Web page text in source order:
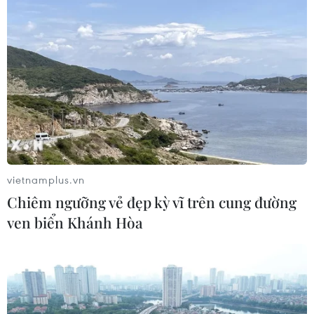
Hướng tới mục tiêu quy mô dự trữ
đạt 1% GDP vào năm 2030
06/08/2026 10:23
Chứng khoán 6/8: Cổ phiếu hóa chất
tăng trần, trắng bên bán giữa phiên
đỏ lửa
06/08/2026 09:40
Lâm Đồng vào cao điểm vụ cá Nam,
ngư dân phấn khởi vươn khơi
vietnamplus.vn
Chiêm ngưỡng vẻ đẹp kỳ vĩ trên cung đường
ven biển Khánh Hòa